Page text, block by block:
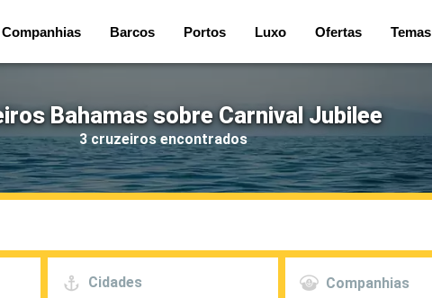
Companhias Barcos Portos Luxo Ofertas Temas
Bahamas sobre Carnival Jubilee
3 cruzeiros encontrados
Cidades Companhias